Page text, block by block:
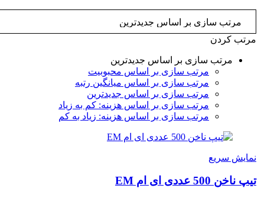
مرتب کردن
مرتب سازی بر اساس جدیدترین
مرتب سازی بر اساس محبوبیت
مرتب سازی بر اساس میانگین رتبه
مرتب سازی بر اساس جدیدترین
مرتب سازی بر اساس هزینه: کم به زیاد
مرتب سازی بر اساس هزینه: زیاد به کم
نمایش سریع
تیپ ناخن 500 عددی ای ام EM